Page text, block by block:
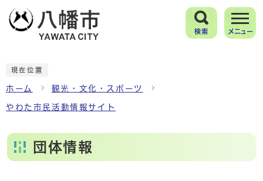
検索 メニュー
現在位置
ホーム 観光・文化・スポーツ
やわた市民活動情報サイト
団体情報